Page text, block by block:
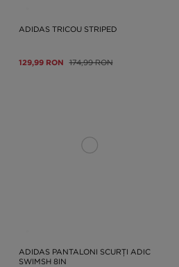
ADIDAS TRICOU STRIPED
129,99 RON 174,99 RON
ADIDAS PANTALONI SCURȚI ADIC
SWIMSH 8IN